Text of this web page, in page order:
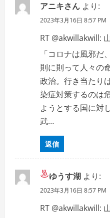
アニキさん より:
2023年3月16日 8:57 PM
RT @akwillakwill:
「コロナは風邪
則に則って人々の
政治。行き当たり
染症対策するのは
ようとする国に対
武…
返信
ゆうす湖 より:
2023年3月16日 8:57 PM
RT @akwillakwill: